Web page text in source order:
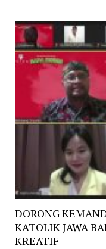
DORONG
KATOLIK JAWA
KREATIF